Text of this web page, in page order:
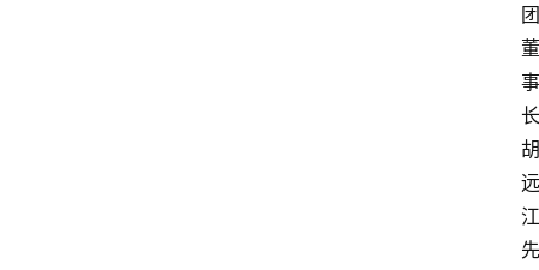
团
董
事
长
胡
远
江
先